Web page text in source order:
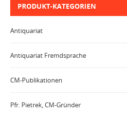
PRODUKT-KATEGORIEN
Antiquariat
Antiquariat Fremdsprache
CM-Publikationen
Pfr. Pietrek, CM-Gründer